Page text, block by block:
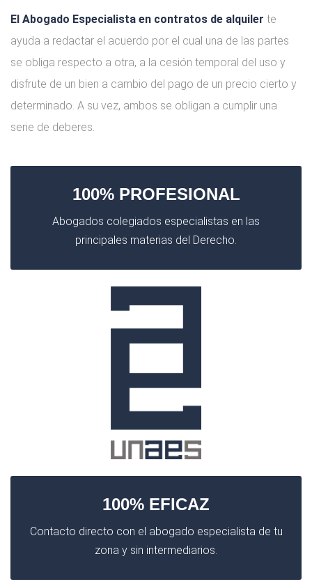
El Abogado Especialista en contratos de alquiler te
ayuda a redactar el acuerdo por el cual una de las partes
se obliga respecto a otra, a la cesión temporal del uso y
disfrute de un bien a cambio del pago de un precio cierto y
determinado. A su vez, ambos se obligan a cumplir una
serie de deberes.
100% PROFESIONAL
Abogados colegiados especialistas en las
principales materias del Derecho.
100% EFICAZ
Contacto directo con el abogado especialista de tu
zona y sin intermediarios.